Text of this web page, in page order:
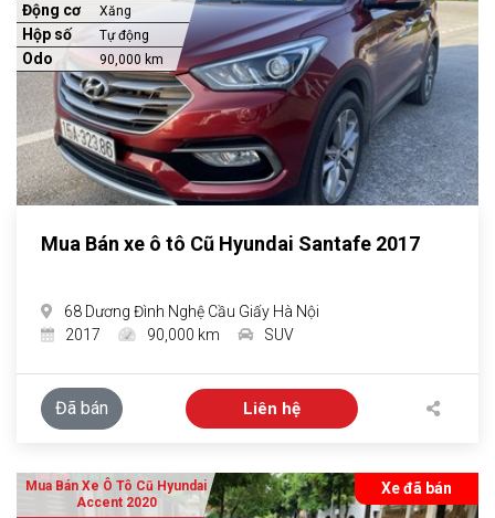
Động cơ Xăng
Hộp số Tự động
Odo 90,000 km
Mua Bán xe ô tô Cũ Hyundai Santafe 2017
68 Dương Đình Nghệ Cầu Giấy Hà Nội
2017
90,000 km SUV
Đã bán Liên hệ
Xe đã bán
Mua Bán Xe Ô Tô Cũ Hyundai
Accent 2020